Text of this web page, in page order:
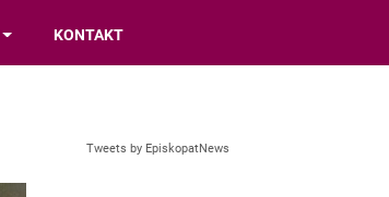
KONTAKT
Tweets by EpiskopatNews